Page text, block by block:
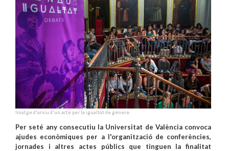
Imatge d'arxiu d'un acte per la igualtat de gènere.
Per seté any consecutiu la Universitat de València convoca
ajudes econòmiques per a l'organització de conferències,
jornades i altres actes públics que tinguen la finalitat